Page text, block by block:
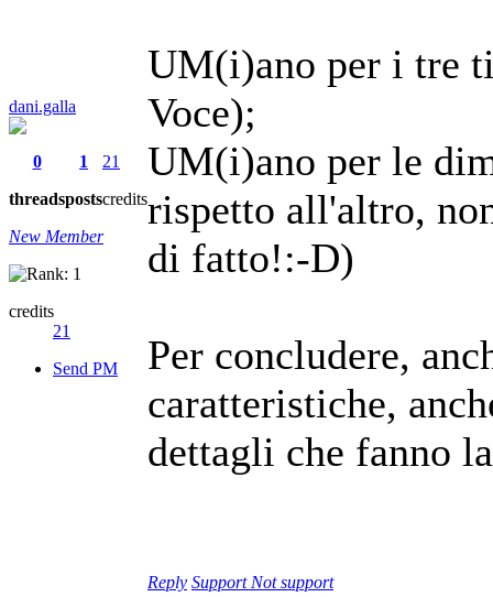
dani.galla
0
threads
1
posts
21
credits
New Member
credits
21
Send PM
UM(i)ano per i tre
Voce);
UM(i)ano per le
rispetto all'altro,
di fatto!:-D)
Per concludere,
caratteristiche,
dettagli che fanno
Reply Support Not support